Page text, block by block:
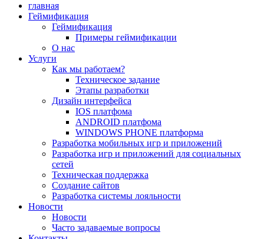
главная
Геймификация
Геймификация
Примеры геймификации
О нас
Услуги
Как мы работаем?
Техническое задание
Этапы разработки
Дизайн интерфейса
IOS платфома
ANDROID платфома
WINDOWS PHONE платформа
Разработка мобильных игр и приложений
Разработка игр и приложений для социальных
сетей
Техническая поддержка
Создание сайтов
Разработка системы лояльности
Новости
Новости
Часто задаваемые вопросы